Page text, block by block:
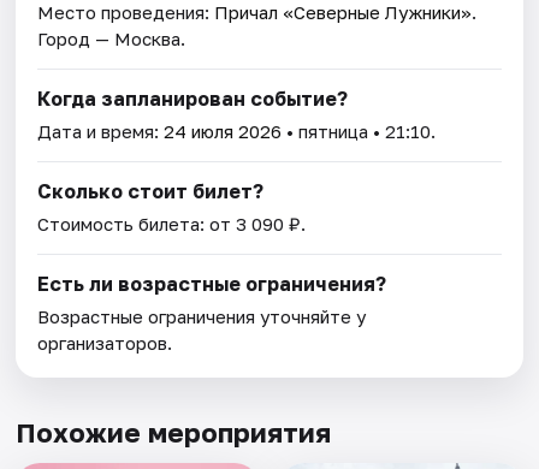
Место проведения: Причал «Северные Лужники».
Город — Москва.
Когда запланирован событие?
Дата и время:24 июля 2026 • пятница • 21:10.
Сколько стоит билет?
Стоимость билета: от 3 090 ₽.
Есть ли возрастные ограничения?
Возрастные ограничения уточняйте у
организаторов.
Похожие мероприятия